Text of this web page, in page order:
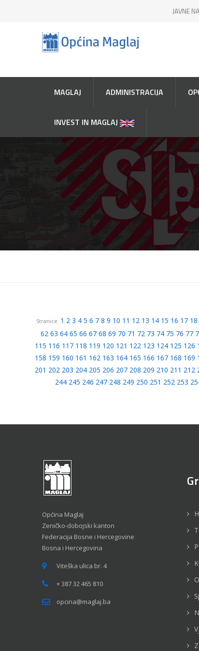
JAVNE
MAGLAJ ADMINISTRACIJA
INVEST IN MAGLAJ
Stranice: 1 2 3 4 5 6 7 8 9 10 11 12 13 14 15 16 17 18
62 63 64 65 66 67 68 69 70 71 72 73 74 75 76 77
115 116 117 118 119 120 121 122 123 124 125 126
158 159 160 161 162 163 164 165 166 167 168 169
201 202 203 204 205 206 207 208 209 210 211 212
244 245 246 247 248 249 250 251 252 253
Općina Maglaj
Zeničko-dobojski kanton
Federacija Bosne i Hercegovine
Bosna i Hercegovina
Viteška ulica br. 4
+ 387 32 465 810
opcina@maglaj.ba